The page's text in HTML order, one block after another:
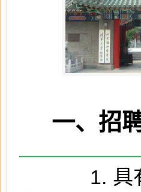
一、招
1. 具有中